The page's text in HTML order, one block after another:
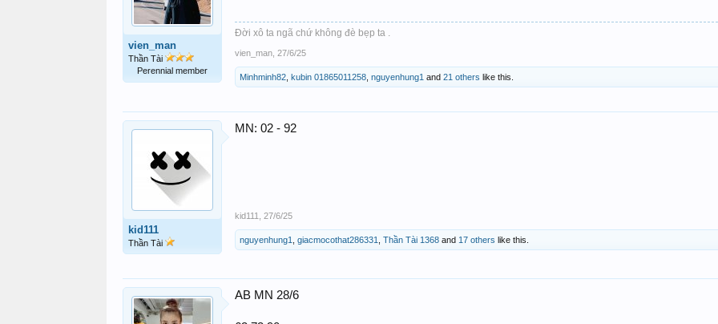
vien_man
Thần Tài
Perennial member
Đời xô ta ngã chứ không đè bẹp ta .
vien_man 27/6/25
Minhminh82 kubin 01865011258 nguyenhung1 and 21 others like this.
kid111
Thần Tài
MN: 02 - 92
kid111 27/6/25
nguyenhung1 giacmocothat286331 Thần Tài 1368 and 17 others like this.
AB MN 28/6